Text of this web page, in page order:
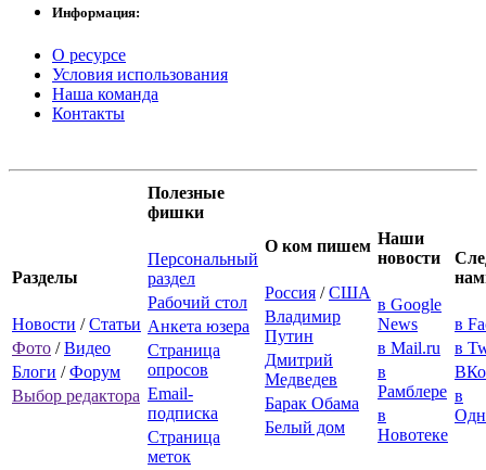
Информация:
О ресурсе
Условия использования
Наша команда
Контакты
Разделы
Новости /Статьи
Фото /Видео
Блоги /Форум
Выбор редактора
Полезные
фишки
Персональный
раздел
Рабочий стол
Анкета юзера
Страница
опросов
Email-
подписка
Страница
меток
О ком пишем
Россия /США
Владимир
Путин
Дмитрий
Медведев
Барак Обама
Белый дом
Наши
новости
в Google
News
в Mail.ru
в
Рамблере
в
Новотеке
в
в
в